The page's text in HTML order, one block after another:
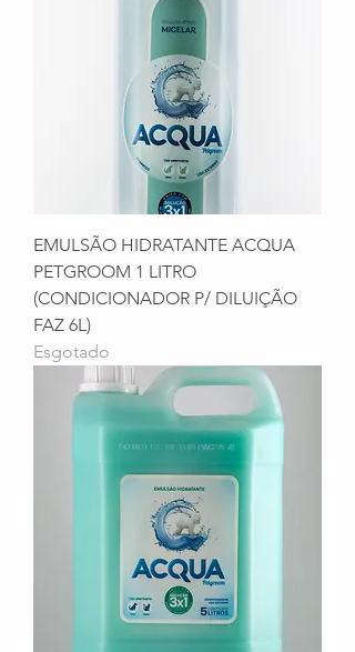
EMULSÃO HIDRATANTE ACQUA
PETGROOM 1 LITRO
(CONDICIONADOR P/ DILUIÇÃO
FAZ 6L)
Esgotado